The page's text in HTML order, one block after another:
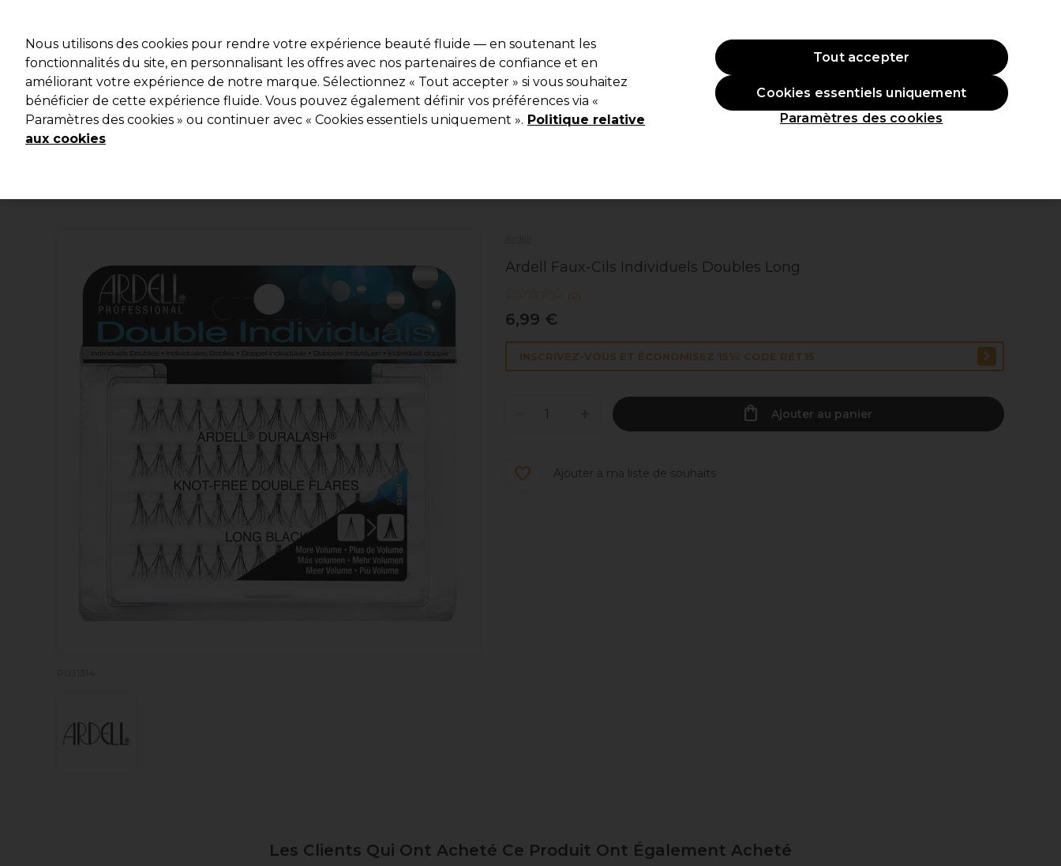
Rechercher
Se connecter
Marques Bons plans 🌟 Coiffure Electro et Matériel Beauté Equipement de salon Hommes Nouveaux produits Inspirations Les Prix Professionnels
Livraison le lendemain*
Après expédition, du lundi au vendredi
Livraison Gratuite
Ardell Faux-Cils Individuels Doubles Long
(0)
6,99 €
INSCRIVEZ-VOUS ET ÉCONOMISEZ 15%: CODE RET15
Ajouter au panier
Ajouter à ma liste de souhaits
Les Clients Qui Ont Acheté Ce Produit Ont Également Acheté
Nous utilisons des cookies pour rendre votre expérience beauté fluide — en soutenant les
fonctionnalités du site, en personnalisant les offres avec nos partenaires de confiance et en
améliorant votre expérience de notre marque. Sélectionnez « Tout accepter » si vous souhaitez
bénéficier de cette expérience fluide. Vous pouvez également définir vos préférences via «
Paramètres des cookies » ou continuer avec « Cookies essentiels uniquement ». Politique relative
aux cookies
Paramètres des cookies
Cookies essentiels uniquement
Tout accepter